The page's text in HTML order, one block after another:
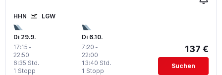
HHN LGW
Di 29.9.
17:15 -
22:50
1 Stopp
6:35 Std.
Di 6.10.
7:20 -
22:00
1 Stopp
13:40 Std.
137 €
Suchen